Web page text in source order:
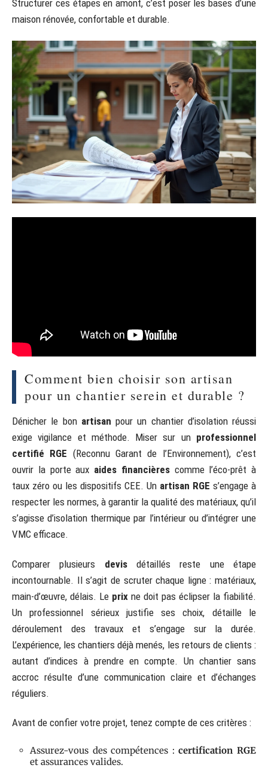
Structurer ces étapes en amont, c’est poser les bases d’une
maison rénovée, confortable et durable.
Comment bien choisir son artisan
pour un chantier serein et durable ?
Dénicher le bon artisan pour un chantier d’isolation réussi
exige vigilance et méthode. Miser sur un professionnel
certifié RGE (Reconnu Garant de l’Environnement), c’est
ouvrir la porte aux aides financièrescomme l’éco-prêt à
taux zéro ou les dispositifs CEE. Un artisan RGE s’engage à
respecter les normes, à garantir la qualité des matériaux, qu’il
s’agisse d’isolation thermique par l’intérieur ou d’intégrer une
VMC efficace.
Comparer plusieurs devisdétaillés reste une étape
incontournable. Il s’agit de scruter chaque ligne : matériaux,
main-d’œuvre, délais. Le prix ne doit pas éclipser la fiabilité.
Un professionnel sérieux justifie ses choix, détaille le
déroulement des travaux et s’engage sur la durée.
L’expérience, les chantiers déjà menés, les retours de clients :
autant d’indices à prendre en compte. Un chantier sans
accroc résulte d’une communication claire et d’échanges
réguliers.
Avant de confier votre projet, tenez compte de ces critères :
Assurez-vous des compétences :certification RGE
et assurances valides.